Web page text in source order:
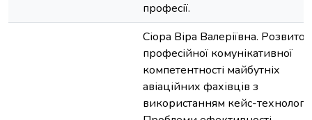
професії.
Сіора Віра Валеріївна. Розвиток
професійної комунікативної
компетентності майбутніх
авіаційних фахівців з
використанням кейс-